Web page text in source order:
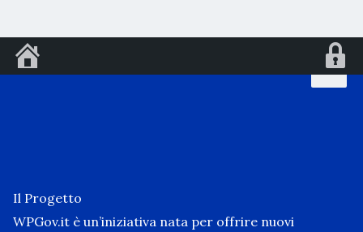
al
Il Progetto
WPGov.it è un’iniziativa nata per offrire nuovi